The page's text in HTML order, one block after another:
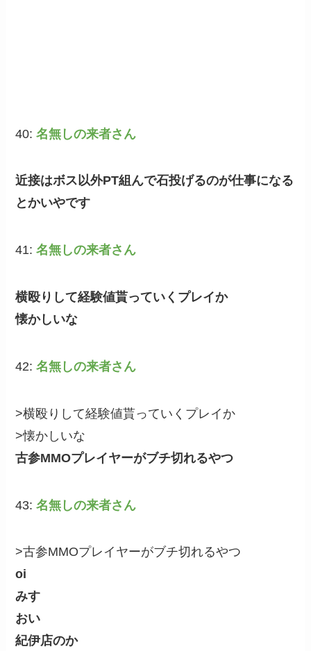
40:名無しの来者さん
近接はボス以外PT組んで石投げるのが仕事になる
とかいやです
41:名無しの来者さん
横殴りして経験値貰っていくプレイか
懐かしいな
42:名無しの来者さん
>横殴りして経験値貰っていくプレイか
>懐かしいな
古参MMOプレイヤーがブチ切れるやつ
43:名無しの来者さん
>古参MMOプレイヤーがブチ切れるやつ
oi
みす
おい
紀伊店のか